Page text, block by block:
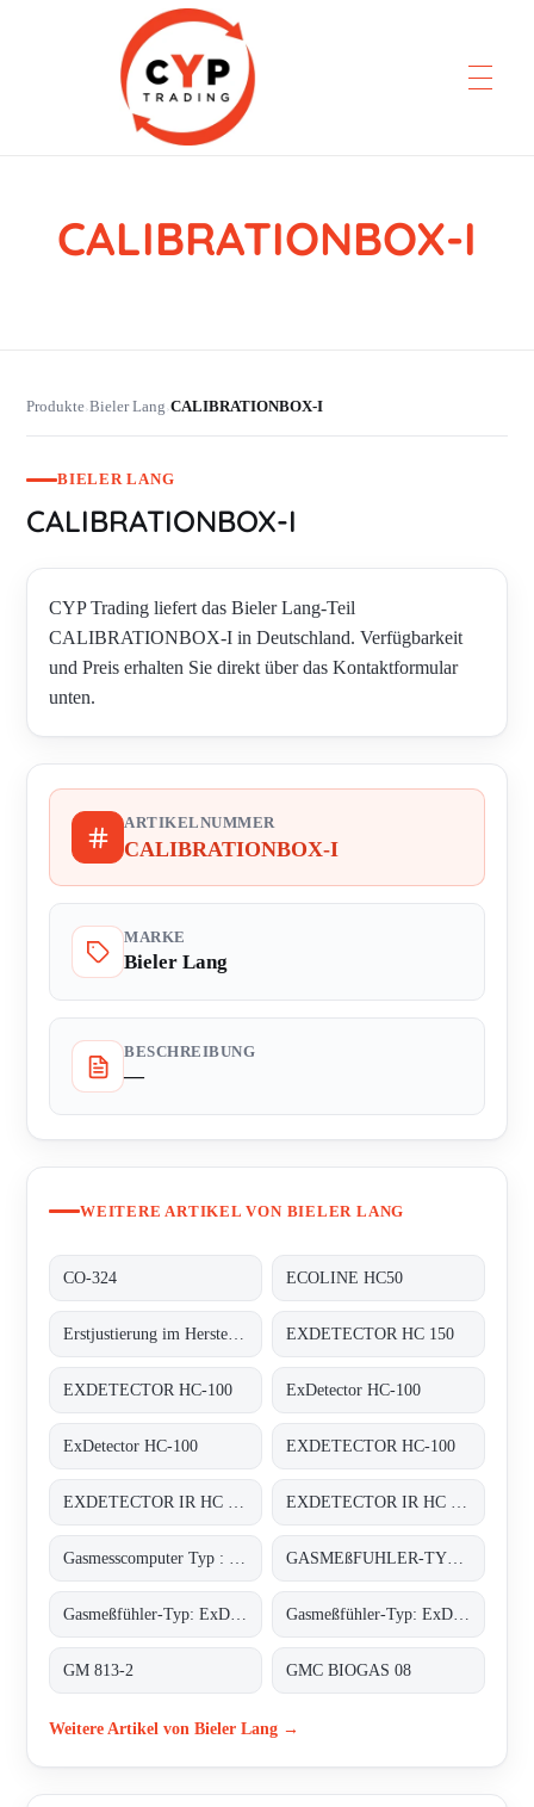
CYP Trading
Professionelle Ersatzteilbeschaffung
CALIBRATIONBOX-I
Produkte›Bieler Lang›CALIBRATIONBOX-I
BIELER LANG
CALIBRATIONBOX-I
CYP Trading liefert das Bieler Lang-Teil
CALIBRATIONBOX-I in Deutschland. Verfügbarkeit
und Preis erhalten Sie direkt über das Kontaktformular
unten.
ARTIKELNUMMER
CALIBRATIONBOX-I
MARKE
Bieler Lang
BESCHREIBUNG
—
WEITERE ARTIKEL VON BIELER LANG
CO-324 ECOLINE HC50
EXDETECTOR HC 150
EXDETECTOR HC-100 ExDetector HC-100
ExDetector HC-100 EXDETECTOR HC-100
GM 813-2 GMC BIOGAS 08
Weitere Artikel von Bieler Lang →